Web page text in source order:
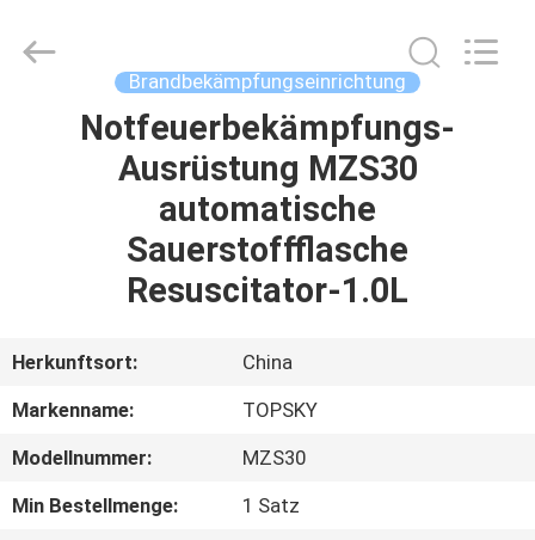
HAUS
PRODUKTE
FABRIK-
QUALITÄTSKONTROLLE
Century Holding Co.,Ltd.
Brandbekämpfungseinrichtung
Notfeuerbekämpfungs-
Ausrüstung MZS30
automatische
Sauerstoffflasche
Resuscitator-1.0L
Herkunftsort:
China
Markenname:
TOPSKY
Modellnummer:
MZS30
Min Bestellmenge:
1 Satz